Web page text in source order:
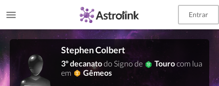
Entrar
Stephen Colbert
3º decanatodo Signo de Tourocom lua
em
Gêmeos